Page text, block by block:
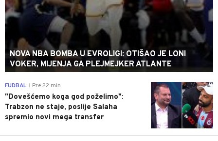
NOVA NBA BOMBA U EVROLIGI: OTIŠAO JE LONI
VOKER, MIJENJA GA PLEJMEJKER ATLANTE
0
FUDBAL Pre 22 min
"Dovešćemo koga god poželimo":
Trabzon ne staje, poslije Salaha
spremio novi mega transfer